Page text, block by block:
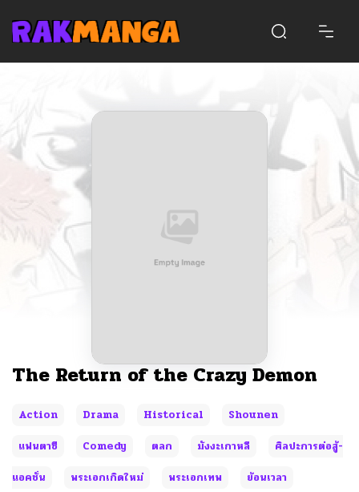
The Return of the Crazy Demon
Action Drama Historical
Shounen
แฟนตาซี
Comedy ตลก มังงะเกาหลี
ศิลปะการต่อสู้-
แอคชั่น
พระเอกเกิดใหม่ พระเอกเทพ
ย้อนเวลา